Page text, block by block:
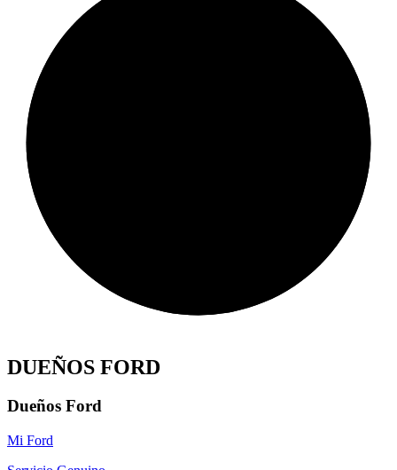
DUEÑOS FORD
Dueños Ford
Mi Ford